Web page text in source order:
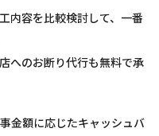
内容を比較検討して、一番
へのお断り代行も無料で承
金額に応じたキャッシュバ